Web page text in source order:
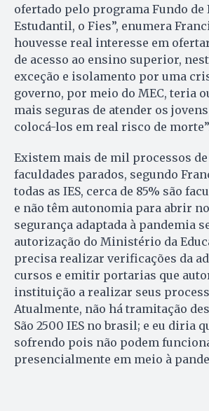
ofertado pelo programa Fundo
Estudantil, o Fies”, enumera
houvesse real interesse em
de acesso ao ensino superior,
exceção e isolamento por uma
governo, por meio do MEC, teria
mais seguras de atender os
colocá-los em real risco de
Existem mais de mil processos de
faculdades parados, segundo
todas as IES, cerca de 85% são
e não têm autonomia para abrir
segurança adaptada à pandemia
autorização do Ministério da
precisa realizar verificações da
cursos e emitir portarias que
instituição a realizar seus
Atualmente, não há tramitação
São 2500 IES no brasil; e eu diria
sofrendo pois não podem
presencialmente em meio à